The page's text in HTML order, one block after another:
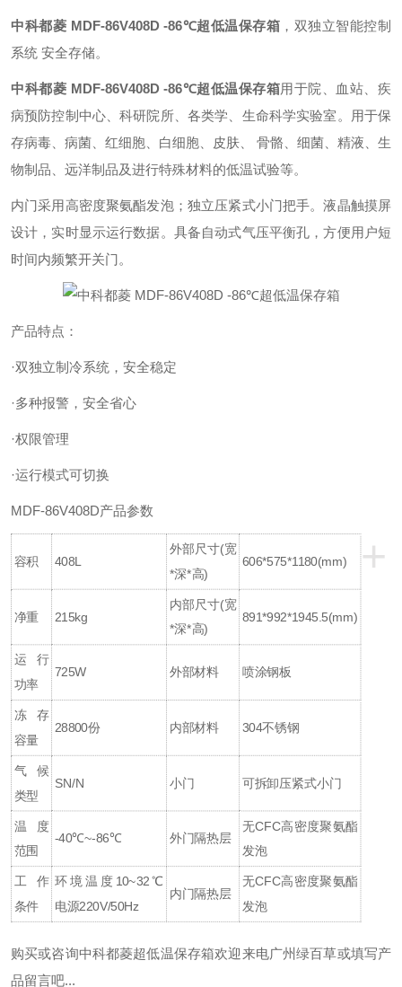
中科都菱 MDF-86V408D -86℃超低温保存箱 ，双独立智能控制
系统 安全存储。
中科都菱 MDF-86V408D -86℃超低温保存箱用于院、血站、疾
病预防控制中心、科研院所、各类学、生命科学实验室。用于保
存病毒、病菌、红细胞、白细胞、皮肤、 骨骼、细菌、精液、生
物制品、远洋制品及进行特殊材料的低温试验等。
内门采用高密度聚氨酯发泡；独立压紧式小门把手。液晶触摸屏
设计，实时显示运行数据。具备自动式气压平衡孔，方便用户短
时间内频繁开关门。
产品特点：
·双独立制冷系统，安全稳定
·多种报警，安全省心
·权限管理
·运行模式可切换
MDF-86V408D产品参数
+
容积 408L
外部尺寸(宽
*深*高)
606*575*1180(mm)
净重 215kg
内部尺寸(宽
*深*高)
891*992*1945.5(mm)
运行
功率
725W 外部材料 喷涂钢板
冻存
容量
28800份 内部材料 304不锈钢
气候
类型
SN/N 小门 可拆卸压紧式小门
温度
范围
-40℃~-86℃ 外门隔热层
无CFC高密度聚氨酯
发泡
工作
条件
环境温度10~32℃
电源220V/50Hz
内门隔热层
无CFC高密度聚氨酯
发泡
购买或咨询中科都菱超低温保存箱欢迎来电广州绿百草或填写产
品留言吧...